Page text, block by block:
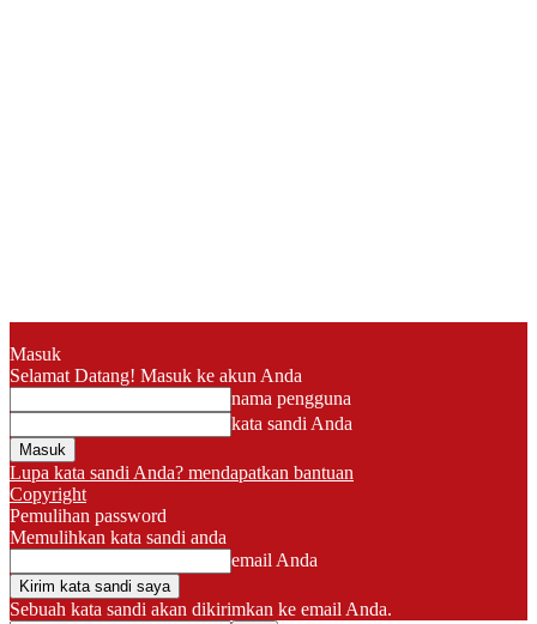
Masuk
Selamat Datang! Masuk ke akun Anda
nama pengguna
kata sandi Anda
Lupa kata sandi Anda? mendapatkan bantuan
Copyright
Pemulihan password
Memulihkan kata sandi anda
email Anda
Sebuah kata sandi akan dikirimkan ke email Anda.